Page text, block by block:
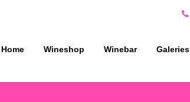
Home Wineshop Winebar Galeries